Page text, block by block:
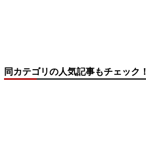
同カテゴリの人気記事もチェック！